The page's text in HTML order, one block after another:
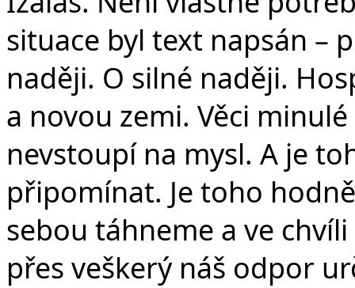
situace byl text napsán –
naději. O silné naději.
a novou zemi. Věci
nevstoupí na mysl. A je
připomínat. Je toho
sebou táhneme a ve
přes veškerý náš odpor